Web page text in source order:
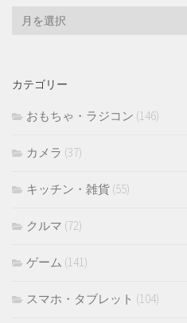
ブ
カテゴリー
おもちゃ・ラジコン (146)
カメラ (37)
キッチン・雑貨 (55)
クルマ (72)
ゲーム (141)
スマホ・タブレット (104)